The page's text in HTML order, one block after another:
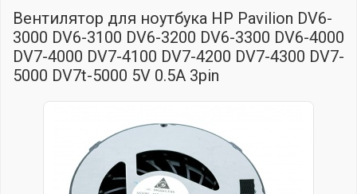
Вентилятор для ноутбука HP Pavilion DV6-
3000 DV6-3100 DV6-3200 DV6-3300 DV6-4000
DV7-4000 DV7-4100 DV7-4200 DV7-4300 DV7-
5000 DV7t-5000 5V 0.5A 3pin